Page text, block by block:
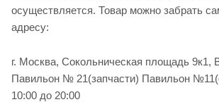
осуществляется. Товар можно забрать
адресу:
г. Москва, Сокольническая площадь 9к1,
Павильон № 21(запчасти) Павильон
10:00 до 20:00